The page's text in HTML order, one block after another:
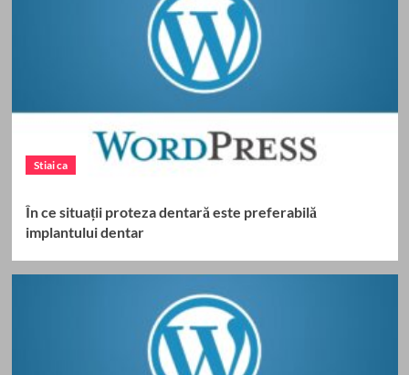
Stiai ca
În ce situații proteza dentară este preferabilă
implantului dentar